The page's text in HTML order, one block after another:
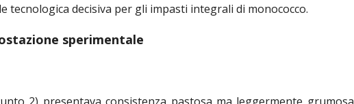
decisiva per gli impasti integrali di monococco.
sperimentale